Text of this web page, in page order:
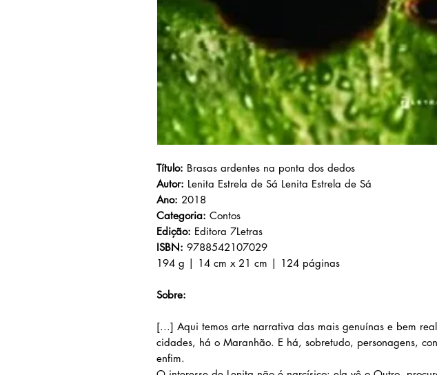
Título: Brasas ardentes na ponta dos dedos
Autor: Lenita Estrela de Sá Lenita Estrela de Sá
Ano: 2018
Categoria: Contos
Edição: Editora 7Letras
ISBN: 9788542107029
194 g | 14 cm x 21 cm | 124 páginas
Sobre:
[...] Aqui temos arte narrativa das mais genuínas e bem
cidades, há o Maranhão. E há, sobretudo, personagens,
enfim.